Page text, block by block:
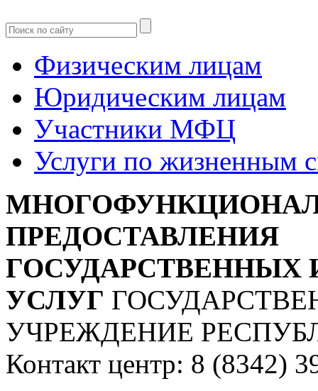
Физическим лицам
Юридическим лицам
Участники МФЦ
Услуги по жизненным
ПРЕДОСТАВЛЕНИЯ
УСЛУГ
УЧРЕЖДЕНИЕ
Контакт центр: 8 (8342)